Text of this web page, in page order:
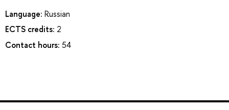
Language: Russian
ECTS credits: 2
Contact hours: 54